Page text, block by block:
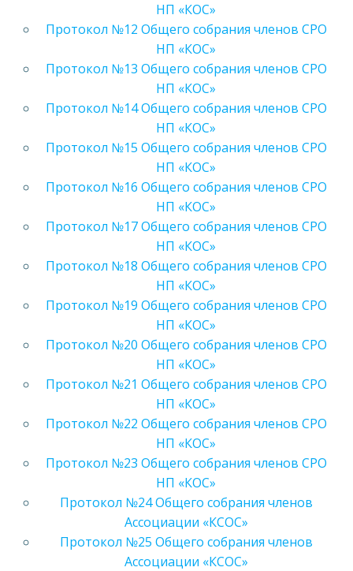
НП «КОС»
Протокол №12 Общего собрания членов СРО
НП «КОС»
Протокол №13 Общего собрания членов СРО
НП «КОС»
Протокол №14 Общего собрания членов СРО
НП «КОС»
Протокол №15 Общего собрания членов СРО
НП «КОС»
Протокол №16 Общего собрания членов СРО
НП «КОС»
Протокол №17 Общего собрания членов СРО
НП «КОС»
Протокол №18 Общего собрания членов СРО
НП «КОС»
Протокол №19 Общего собрания членов СРО
НП «КОС»
Протокол №20 Общего собрания членов СРО
НП «КОС»
Протокол №21 Общего собрания членов СРО
НП «КОС»
Протокол №22 Общего собрания членов СРО
НП «КОС»
Протокол №23 Общего собрания членов СРО
НП «КОС»
Протокол №24 Общего собрания членов
Ассоциации «КСОС»
Протокол №25 Общего собрания членов
Ассоциации «КСОС»